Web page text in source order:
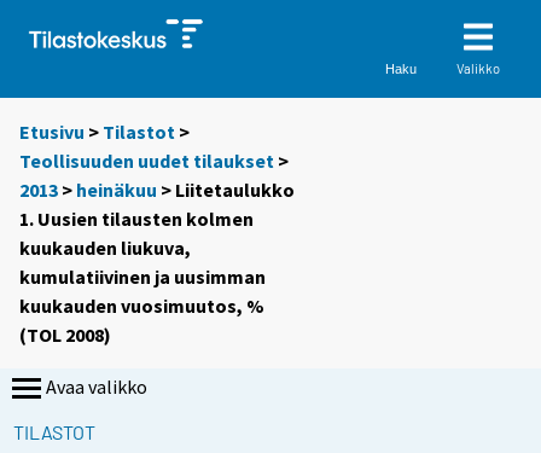
Haku Valikko
Etusivu > Tilastot >
Teollisuuden uudet tilaukset >
2013 > heinäkuu > Liitetaulukko
1. Uusien tilausten kolmen
kuukauden liukuva,
kumulatiivinen ja uusimman
kuukauden vuosimuutos, %
(TOL 2008)
Avaa valikko
TILASTOT